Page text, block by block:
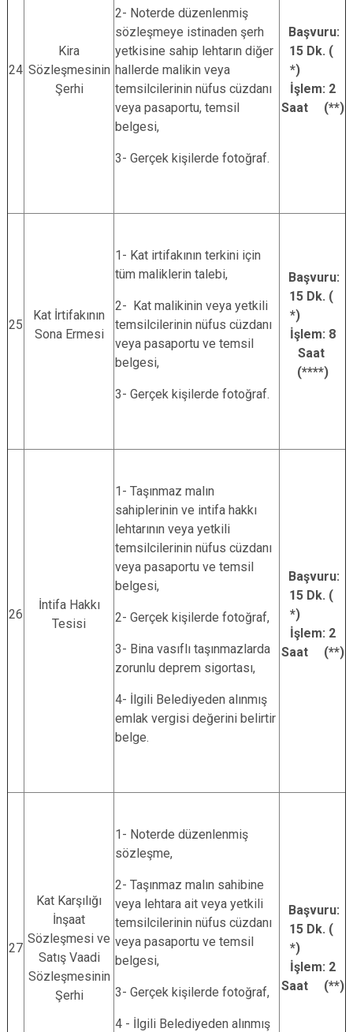
24
Kira
Sözleşmesinin
Şerhi
2- Noterde düzenlenmiş
sözleşmeye istinaden şerh
yetkisine sahip lehtarın diğer
hallerde malikin veya
temsilcilerinin nüfus cüzdanı
veya pasaportu, temsil
belgesi,
3- Gerçek kişilerde fotoğraf.
Başvuru:
15 Dk. (
*)
İşlem: 2
Saat (**)
25
Kat İrtifakının
Sona Ermesi
1- Kat irtifakının terkini için
tüm maliklerin talebi,
2- Kat malikinin veya yetkili
temsilcilerinin nüfus cüzdanı
veya pasaportu ve temsil
belgesi,
3- Gerçek kişilerde fotoğraf.
Başvuru:
15 Dk. (
*)
İşlem: 8
Saat
(****)
26
İntifa Hakkı
Tesisi
1- Taşınmaz malın
sahiplerinin ve intifa hakkı
lehtarının veya yetkili
temsilcilerinin nüfus cüzdanı
veya pasaportu ve temsil
belgesi,
2- Gerçek kişilerde fotoğraf,
3- Bina vasıflı taşınmazlarda
zorunlu deprem sigortası,
4- İlgili Belediyeden alınmış
emlak vergisi değerini belirtir
belge.
Başvuru:
15 Dk. (
*)
İşlem: 2
Saat (**)
27
Kat Karşılığı
İnşaat
Sözleşmesi ve
Satış Vaadi
Sözleşmesinin
Şerhi
1- Noterde düzenlenmiş
sözleşme,
2- Taşınmaz malın sahibine
veya lehtara ait veya yetkili
temsilcilerinin nüfus cüzdanı
veya pasaportu ve temsil
belgesi,
3- Gerçek kişilerde fotoğraf,
4 - İlgili Belediyeden alınmış
Başvuru:
15 Dk. (
*)
İşlem: 2
Saat (**)